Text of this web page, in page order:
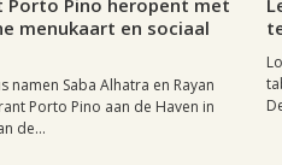
menukaart en sociaal
namen Saba Alhatra en Rayan
Porto Pino aan de Haven in
de...